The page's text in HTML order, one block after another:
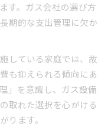
す。ガス会社の選び方
期的な支出管理に欠か
している家庭では、故
も抑えられる傾向にあ
」を意識し、ガス設備
取れた選択を心がける
ります。